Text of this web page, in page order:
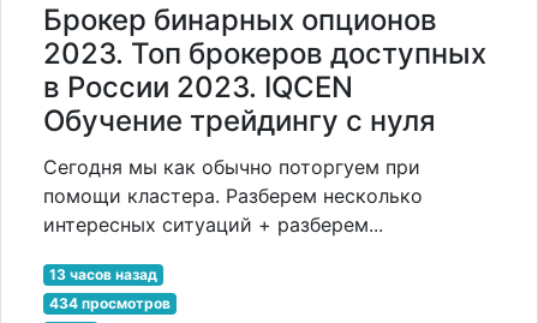
Брокер бинарных опционов
2023. Топ брокеров доступных
в России 2023. IQCEN
Обучение трейдингу с нуля
Сегодня мы как обычно поторгуем при
помощи кластера. Разберем несколько
интересных ситуаций + разберем...
13 часов назад
434 просмотров